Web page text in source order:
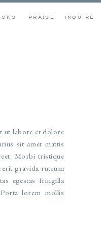
PRAISE INQUIRE
ut labore et dolore
sit amet mattis
Morbi tristique
gravida rutrum
egestas fringilla
lorem mollis